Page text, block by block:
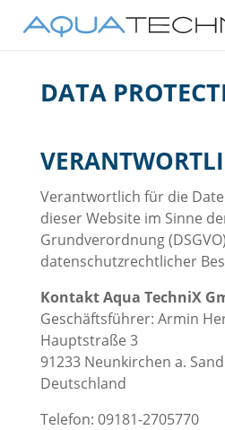
DATA
Verantwortlich für die
dieser Website im Sinne
Grundverordnung
datenschutzrechtlicher
Kontakt Aqua TechniX
Geschäftsführer: Armin
Hauptstraße 3
91233 Neunkirchen a. Sand
Deutschland
Telefon: 09181-2705770